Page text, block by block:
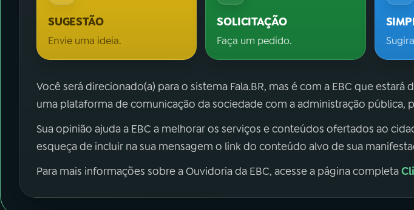
SUGESTÃO
Envie uma ideia.
SOLICITAÇÃO
Faça um pedido.
Você será direcionado(a) para o sistema Fala.BR, mas é com a EBC que estará
uma plataforma de comunicação da sociedade com a administração pública,
Sua opinião ajuda a EBC a melhorar os serviços e conteúdos ofertados ao
esqueça de incluir na sua mensagem o link do conteúdo alvo de sua
Para mais informações sobre a Ouvidoria da EBC, acesse a página completa